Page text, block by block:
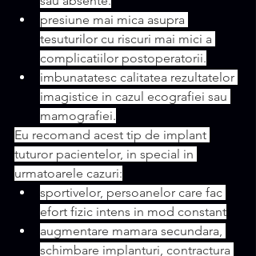
presiune mai mica asupra
tesuturilor cu riscuri mai mici a
complicatiilor postoperatorii.
imbunatatesc calitatea rezultatelor
imagistice in cazul ecografiei sau
mamografiei.
Eu recomand acest tip de implant
tuturor pacientelor, in special in
urmatoarele cazuri:
sportivelor, persoanelor care fac
efort fizic intens in mod constant
augmentare mamara secundara,
schimbare implanturi, contractura